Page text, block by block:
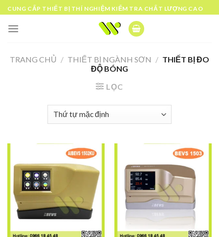
Skip
to
content
CUNG CẤP THIẾT BỊ THÍ NGHIỆM KIỂM TRA CHẤT LƯỢNG CAO
TRANG CHỦ / THIẾT BỊ NGÀNH SƠN / THIẾT BỊ ĐO
ĐỘ BÓNG
LỌC